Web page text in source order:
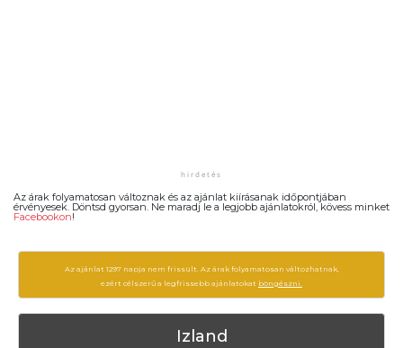
Az árak folyamatosan változnak és az ajánlat kiírásanak időpontjában
érvényesek. Döntsd gyorsan. Ne maradj le a legjobb ajánlatokról, kövess minket
Facebookon!
Az ajánlat 1297 napja nem frissült. Az árak folyamatosan változhatnak,
ezért célszerű a legfrissebb ajánlatokat böngészni.
Izland